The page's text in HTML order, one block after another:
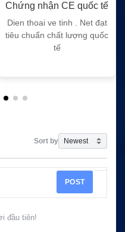
Chứng nhận CE quốc tế
Dien thoai ve tinh . Net đạt
tiêu chuẩn chất lượng quốc
tế
Sort by
POST
đầu tiên!